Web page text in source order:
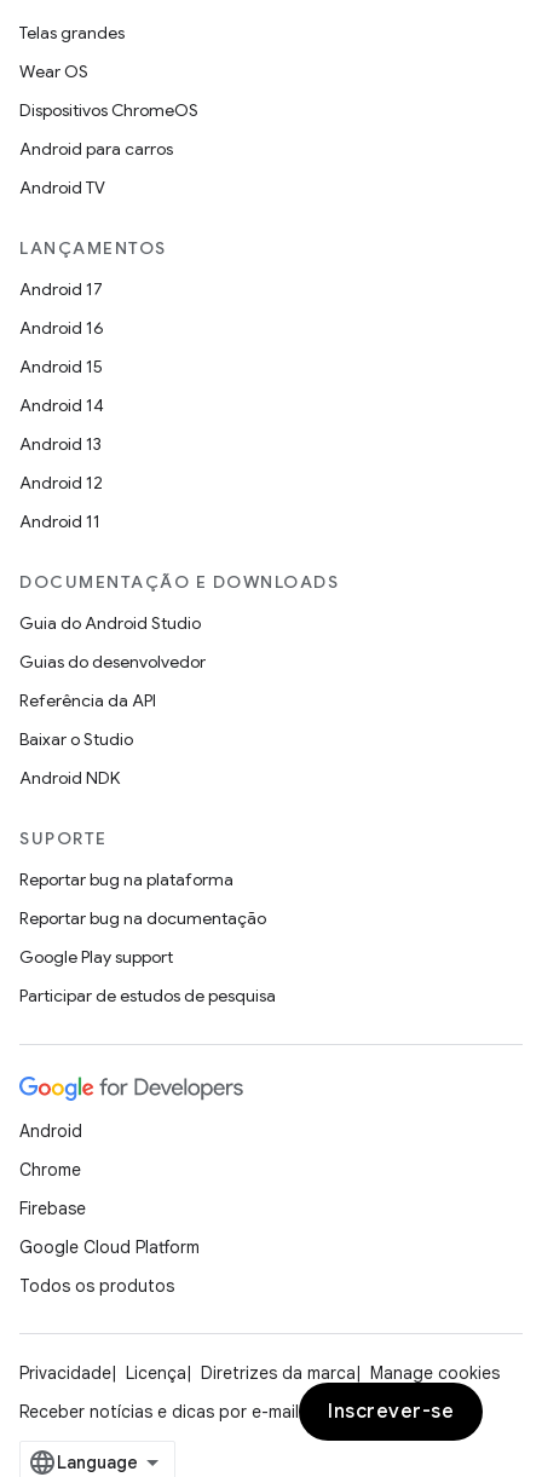
Telas grandes
Wear OS
Dispositivos ChromeOS
Android para carros
Android TV
LANÇAMENTOS
Android 17
Android 16
Android 15
Android 14
Android 13
Android 12
Android 11
DOCUMENTAÇÃO E DOWNLOADS
Guia do Android Studio
Guias do desenvolvedor
Referência da API
Baixar o Studio
Android NDK
SUPORTE
Reportar bug na plataforma
Reportar bug na documentação
Google Play support
Participar de estudos de pesquisa
Android
Chrome
Firebase
Google Cloud Platform
Todos os produtos
Privacidade Licença Diretrizes da marca
Manage cookies
Receber notícias e dicas por e-mail
Inscrever-se